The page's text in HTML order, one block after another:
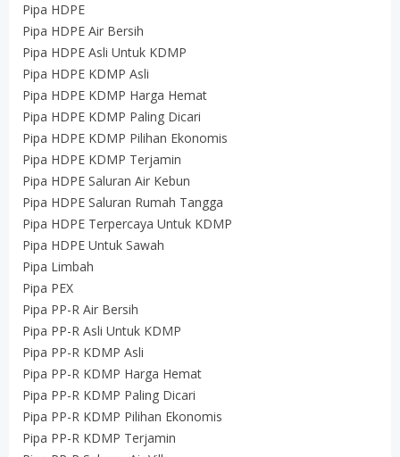
Pipa HDPE
Pipa HDPE Air Bersih
Pipa HDPE Asli Untuk KDMP
Pipa HDPE KDMP Asli
Pipa HDPE KDMP Harga Hemat
Pipa HDPE KDMP Paling Dicari
Pipa HDPE KDMP Pilihan Ekonomis
Pipa HDPE KDMP Terjamin
Pipa HDPE Saluran Air Kebun
Pipa HDPE Saluran Rumah Tangga
Pipa HDPE Terpercaya Untuk KDMP
Pipa HDPE Untuk Sawah
Pipa Limbah
Pipa PEX
Pipa PP-R Air Bersih
Pipa PP-R Asli Untuk KDMP
Pipa PP-R KDMP Asli
Pipa PP-R KDMP Harga Hemat
Pipa PP-R KDMP Paling Dicari
Pipa PP-R KDMP Pilihan Ekonomis
Pipa PP-R KDMP Terjamin